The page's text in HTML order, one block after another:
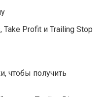
Profit и Trailing Stop
чтобы получить